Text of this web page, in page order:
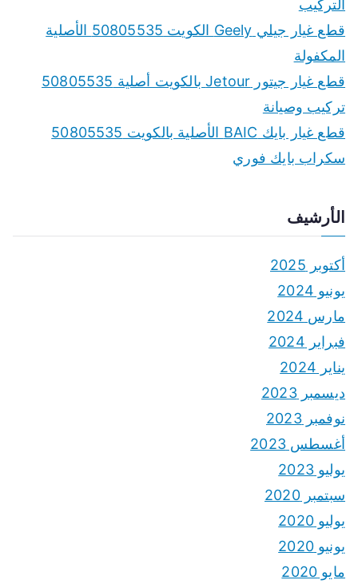
التركيب
قطع غيار جيلي Geely الكويت 50805535 الأصلية
المكفولة
قطع غيار جيتور Jetour بالكويت أصلية 50805535
تركيب وصيانة
قطع غيار بايك BAIC الأصلية بالكويت 50805535
سكراب بايك فوري
الأرشيف
أكتوبر 2025
يونيو 2024
مارس 2024
فبراير 2024
يناير 2024
ديسمبر 2023
نوفمبر 2023
أغسطس 2023
يوليو 2023
سبتمبر 2020
يوليو 2020
يونيو 2020
مايو 2020